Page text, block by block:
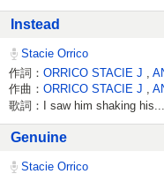
Instead
Stacie Orrico
作詞： ORRICO STACIE J
作曲： ORRICO STACIE J
歌詞：I saw him shaking his...
Genuine
Stacie Orrico